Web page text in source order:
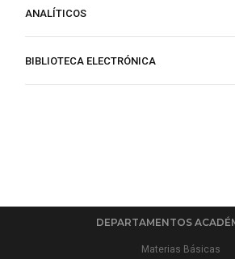
ANALÍTICOS
BIBLIOTECA ELECTRÓNICA
DEPARTAMENTOS
Materias Básicas